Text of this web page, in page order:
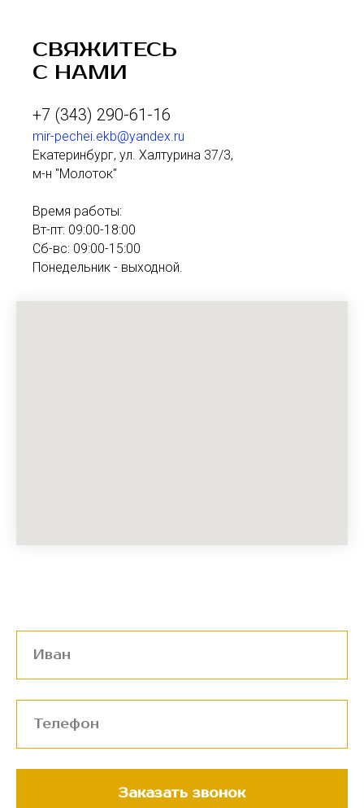
СВЯЖИТЕСЬ
С НАМИ
+7 (343) 290-61-16
mir-pechei.ekb@yandex.ru
Екатеринбург, ул. Халтурина 37/3,
м-н "Молоток"
Время работы:
Вт-пт: 09:00-18:00
Сб-вс: 09:00-15:00
Понедельник - выходной.
Заказать звонок